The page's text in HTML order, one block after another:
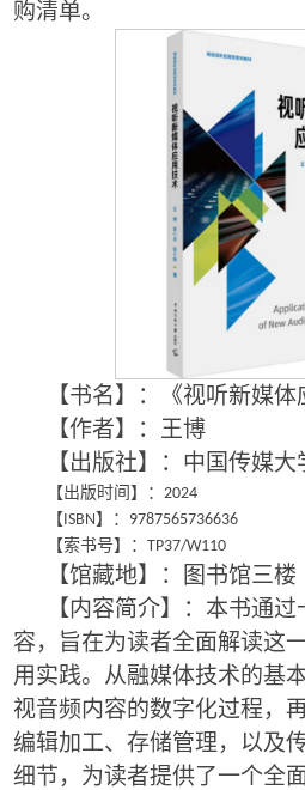
购清单。
【书名】：《视听新媒体
【作者】： 王博
【出版社】：中国传媒
【出版时间】： 2024
【ISBN】： 9787565736636
【索书号】：TP37/W110
【馆藏地】：图书馆三楼
【内容简介】：本书通
容，旨在为读者全面解读这
用实践。从融媒体技术的基
视音频内容的数字化过程，
编辑加工、存储管理，以及
细节，为读者提供了一个全